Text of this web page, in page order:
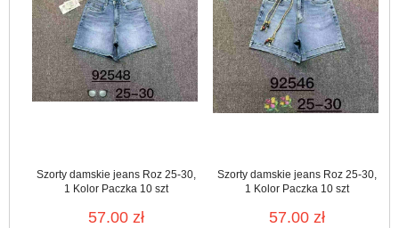
Szorty damskie jeans Roz 25-30,
1 Kolor Paczka 10 szt
57.00 zł
Szorty damskie jeans Roz 25-30,
1 Kolor Paczka 10 szt
57.00 zł